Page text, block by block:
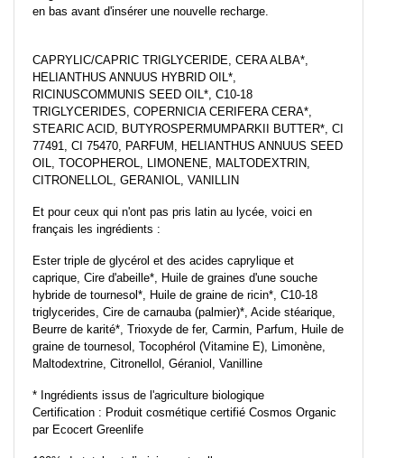
en bas avant d'insérer une nouvelle recharge.
CAPRYLIC/CAPRIC TRIGLYCERIDE, CERA ALBA*,
HELIANTHUS ANNUUS HYBRID OIL*,
RICINUSCOMMUNIS SEED OIL*, C10-18
TRIGLYCERIDES, COPERNICIA CERIFERA CERA*,
STEARIC ACID, BUTYROSPERMUMPARKII BUTTER*, CI
77491, CI 75470, PARFUM, HELIANTHUS ANNUUS SEED
OIL, TOCOPHEROL, LIMONENE, MALTODEXTRIN,
CITRONELLOL, GERANIOL, VANILLIN
Et pour ceux qui n'ont pas pris latin au lycée, voici en
français les ingrédients :
Ester triple de glycérol et des acides caprylique et
caprique, Cire d'abeille*, Huile de graines d'une souche
hybride de tournesol*, Huile de graine de ricin*, C10-18
triglycerides, Cire de carnauba (palmier)*, Acide stéarique,
Beurre de karité*, Trioxyde de fer, Carmin, Parfum, Huile de
graine de tournesol, Tocophérol (Vitamine E), Limonène,
Maltodextrine, Citronellol, Géraniol, Vanilline
* Ingrédients issus de l'agriculture biologique
Certification : Produit cosmétique certifié Cosmos Organic
par Ecocert Greenlife